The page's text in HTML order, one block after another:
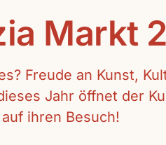
Markt
Freude an Kunst,
Jahr öffnet der
ihren Besuch!